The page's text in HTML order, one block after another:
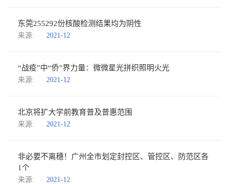
东莞255292份核酸检测结果均为阴性
来源: 2021-12
“战疫”中“侨”界力量：微微星光拼织照明火光
来源: 2021-12
北京将扩大学前教育普及普惠范围
来源: 2021-12
非必要不离穗！广州全市划定封控区、管控区、防范区各
1个
来源: 2021-12